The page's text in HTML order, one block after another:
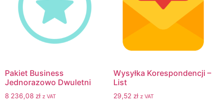
Pakiet Business
Jednorazowo Dwuletni
8 236,08 zł z VAT
Wysyłka Korespondencji –
List
29,52 zł z VAT